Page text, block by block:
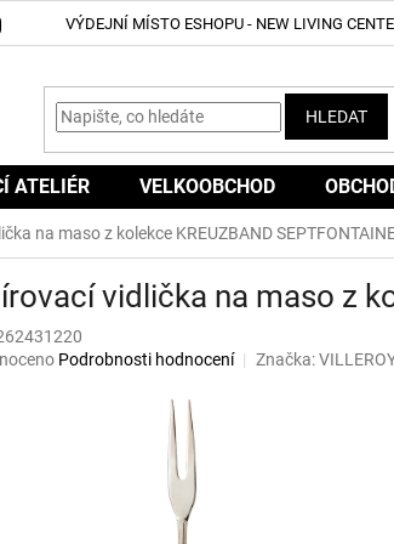
VÝDEJNÍ MÍSTO ESHOPU - NEW LIVING
HLEDAT
ATELIÉR VELKOOBCHOD
na maso z kolekce KREUZBAND
vidlička na maso z
Podrobnosti hodnocení Značka: